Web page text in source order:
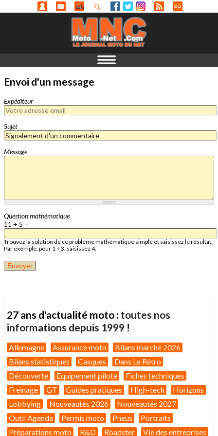
Envoi d'un message
Expéditeur
Sujet
Message
Question mathématique
11 + 5 =
Trouvez la solution de ce problème mathématique simple et saisissez le résultat.
Par exemple, pour 1 + 3, saisissez 4.
27 ans d'actualité moto : toutes nos
informations depuis 1999 !
Allemagne Assurance moto
Bilans marché 2026
Bilans statistiques
Casques
Dans Le Rétro
Découverte
Equipement pilote
Fiches techniques
Freinage
GT Guides pratiques High-tech
Horizons
Lobbying
Nouveautés 2026
Nouveautés 2027
Outil Agenda
Permis moto Pneus
Portraits
Préparations moto
R&D Roadster Vie des entreprises